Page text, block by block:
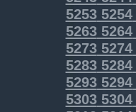
52535254
52635264
52735274
52835284
52935294
53035304